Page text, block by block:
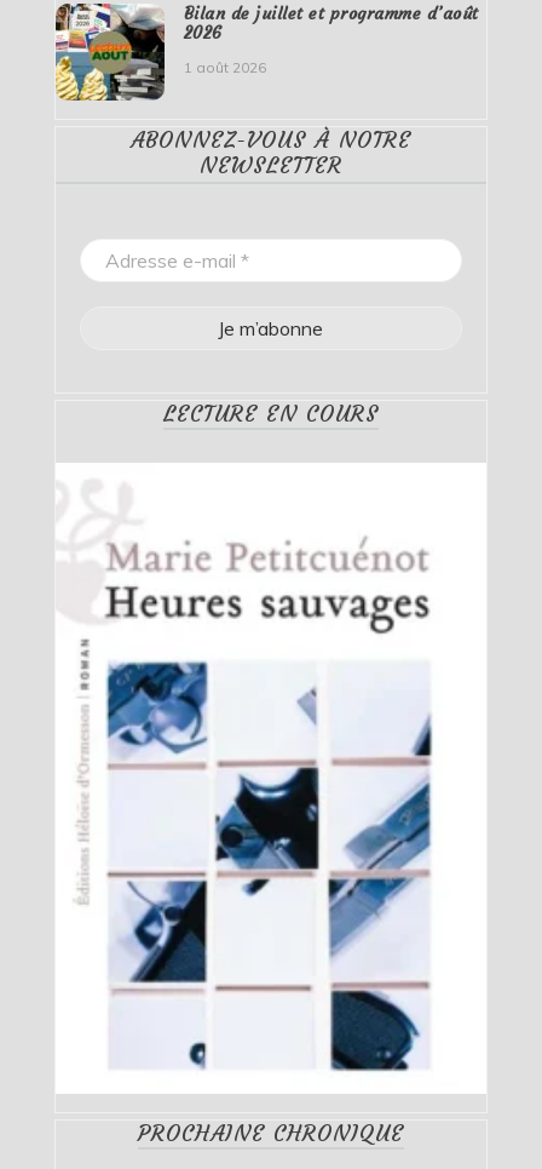
Bilan de juillet et programme d’août
2026
1 août 2026
ABONNEZ-VOUS À NOTRE
NEWSLETTER
LECTURE EN COURS
PROCHAINE CHRONIQUE